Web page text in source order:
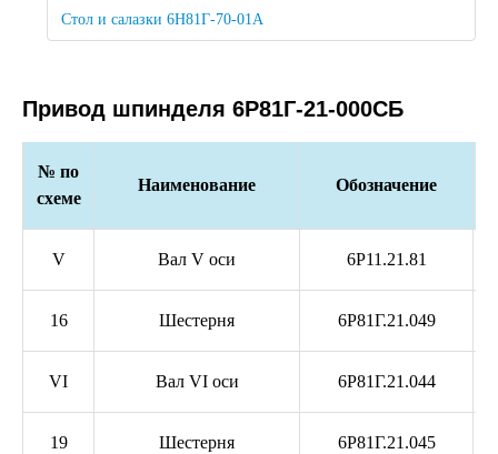
Стол и салазки 6Н81Г-70-01А
Привод шпинделя 6Р81Г-21-000СБ
№ по
схеме
Наименование Обозначение
V Вал V оси 6Р11.21.81
16 Шестерня 6Р81Г.21.049
VI Вал VI оси 6Р81Г.21.044
19 Шестерня 6Р81Г.21.045